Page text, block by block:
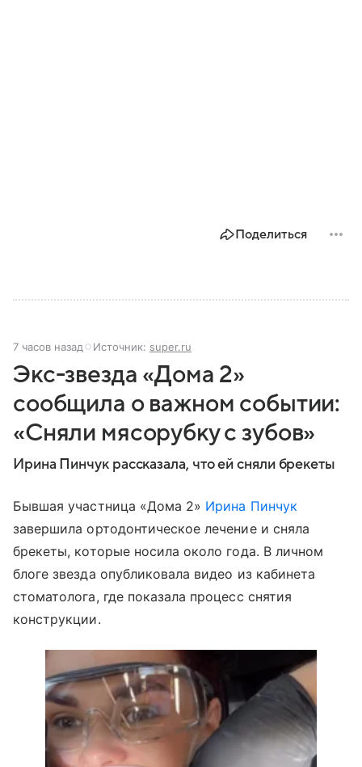
Поделиться
7 часов назад Источник: super.ru
Экс-звезда «Дома 2»
сообщила о важном событии:
«Сняли мясорубку с зубов»
Ирина Пинчук рассказала, что ей сняли брекеты
Бывшая участница «Дома 2» Ирина Пинчук
завершила ортодонтическое лечение и сняла
брекеты, которые носила около года. В личном
блоге звезда опубликовала видео из кабинета
стоматолога, где показала процесс снятия
конструкции.